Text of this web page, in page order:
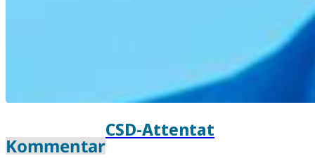
Kommentar
CSD-Attentat